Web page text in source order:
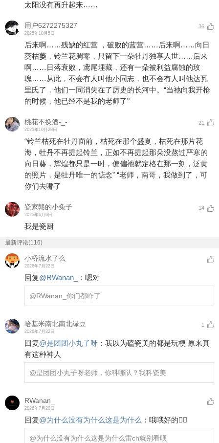
太阳没有再升起来……
用户6272275327
2025年10月5日
36
后来啊……残缺的红营 ，破败的蓝营……后来啊……向日
葵枯萎，铃兰花凋零，只留下一朵牡丹独享人世……后来
啊……日落衰败，鸢尾埋藏，还有一朵被利益腐蚀的玫
瑰……从此，不会有人叫他小同志，也不会有人叫他达瓦
里氏了，他们一同消失在了厉史的长河中。“当祂向我开枪
的时候，他已经不是我的老师了"
桃花不换酒-_-
2025年10月28日
21
“铃兰枯死在牡丹面前，枯死在那个盛夏，枯死在那片花
海，牡丹不再提起铃兰，正如不再提起那朵没熬过严寒的
向日葵，辉煌都只是一时，偏偏祂就定格在那一刻，泛黄
的照片，是牡丹唯一的惦念” “老师，南哥，我做到了，可
你们去哪了
瓷家赣的小兔子
2025年6月6日
14
我是瓷厨
最新评论(116)
小桥流水了么
2026年7月22日
回复@RWanan_ ： 嗯对
@RWanan_ 你们都咋了
哈基米南北南北绿豆
2026年7月22日
1
回复@是团团小丸子呀 ： 我以为磕瓷美的都是玩梗 原来真
有这种神人
@是团团小丸子呀老师，你科哪队？我科瓷美
RWanan_
2026年7月20日
回复@为什么没有为什么这是为什么 ： 哦哦好的👌🏻
@为什么没有为什么这是为什么雷ch就别看呗